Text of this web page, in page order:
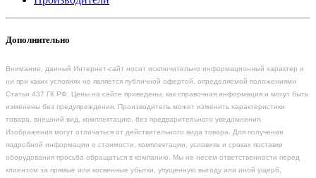
Дополнительно
Внимание, данный Интернет-сайт носит исключительно информационный характер и
ни при каких условиях не является публичной офертой, определяемой положениями
Статьи 437 ГК РФ. Цены на сайте приведены, как справочная информация и могут быть
изменены без предупреждения. Производитель может изменить характеристики
товара, внешний вид, комплектацию, без предварительного уведомления.
Изображения могут отличаться от действительного вида товара. Для получения
подробной информации о стоимости, комплектации, условиях и сроках поставки
оборудования просьба обращаться в компанию. Мы не несем ответственности перед
клиентом за прямые или косвенные убытки, упущенную выгоду или иной ущерб,